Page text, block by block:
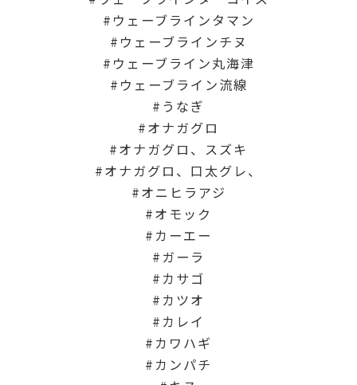
ウェーブラインタマン
ウェーブラインチヌ
ウェーブライン丸海津
ウェーブライン流線
うなぎ
オナガグロ
オナガグロ、スズキ
オナガグロ、口太グレ、
オニヒラアジ
オモック
カーエー
ガーラ
カサゴ
カツオ
カレイ
カワハギ
カンパチ